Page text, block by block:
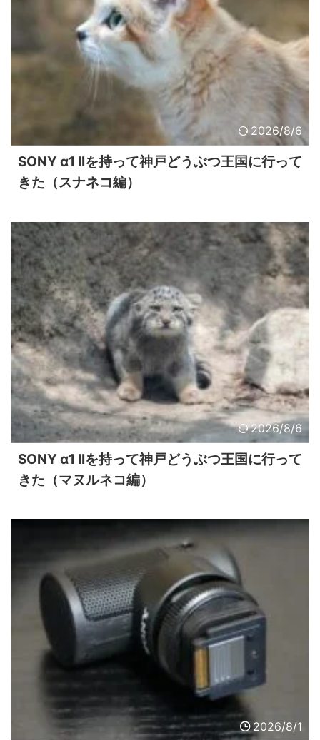
2026/8/6
SONY α1 IIを持って神戸どうぶつ王国に行って
きた（スナネコ編）
2026/8/6
SONY α1 IIを持って神戸どうぶつ王国に行って
きた（マヌルネコ編）
2026/8/1